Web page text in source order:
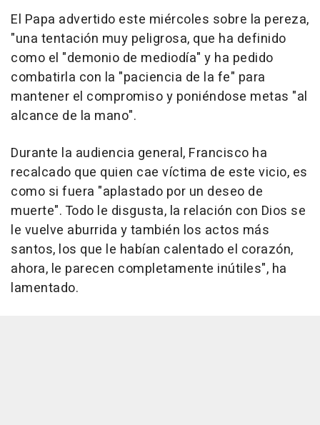
El Papa advertido este miércoles sobre la pereza,
"una tentación muy peligrosa, que ha definido
como el "demonio de mediodía" y ha pedido
combatirla con la "paciencia de la fe" para
mantener el compromiso y poniéndose metas "al
alcance de la mano".
Durante la audiencia general, Francisco ha
recalcado que quien cae víctima de este vicio, es
como si fuera "aplastado por un deseo de
muerte". Todo le disgusta, la relación con Dios se
le vuelve aburrida y también los actos más
santos, los que le habían calentado el corazón,
ahora, le parecen completamente inútiles", ha
lamentado.